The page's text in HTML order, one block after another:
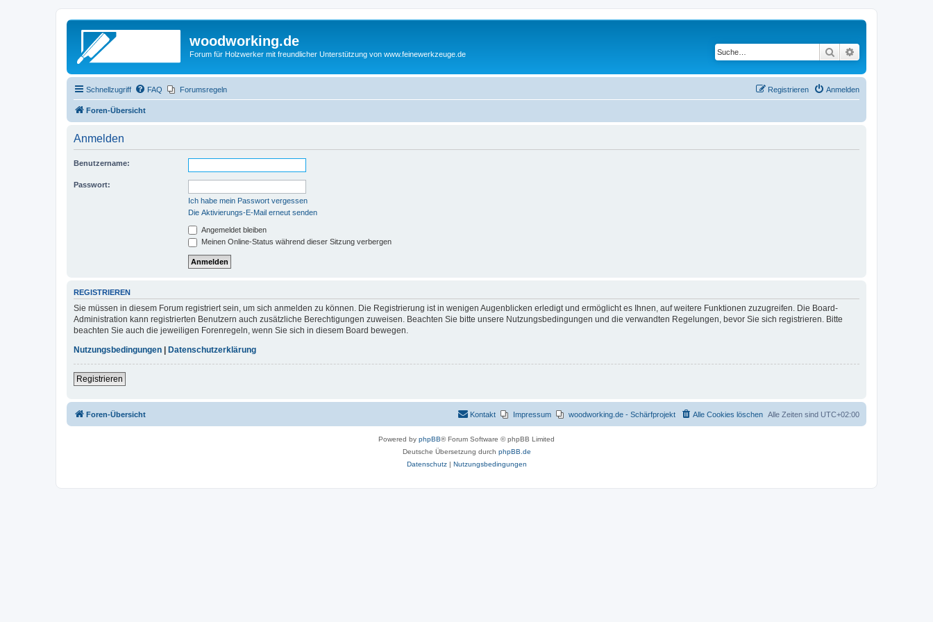
woodworking.de
Forum für Holzwerker mit freundlicher Unterstützung von www.feinewerkzeuge.de Suche
Schnellzugriff FAQ Forumsregeln Anmelden
Registrieren
Foren-Übersicht
Anmelden
Benutzername:
Passwort:
Ich habe mein Passwort vergessen
Die Aktivierungs-E-Mail erneut senden
Angemeldet bleiben
Meinen Online-Status während dieser Sitzung verbergen
REGISTRIEREN
Sie müssen in diesem Forum registriert sein, um sich anmelden zu können. Die Registrierung ist in wenigen Augenblicken erledigt und ermöglicht es Ihnen, auf weitere Funktionen zuzugreifen. Die Board-
Administration kann registrierten Benutzern auch zusätzliche Berechtigungen zuweisen. Beachten Sie bitte unsere Nutzungsbedingungen und die verwandten Regelungen, bevor Sie sich registrieren. Bitte
beachten Sie auch die jeweiligen Forenregeln, wenn Sie sich in diesem Board bewegen.
Nutzungsbedingungen
Datenschutzerklärung
Registrieren
Foren-Übersicht Alle Zeiten sind UTC+02:00
Alle Cookies löschen
woodworking.de - Schärfprojekt
Impressum
Kontakt
Powered by phpBB® Forum Software © phpBB Limited
Deutsche Übersetzung durch phpBB.de
Datenschutz| Nutzungsbedingungen